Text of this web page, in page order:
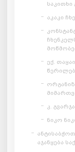
საკითხი
აკაკი
ექ.
კ.
ნიკო
აჯანყება